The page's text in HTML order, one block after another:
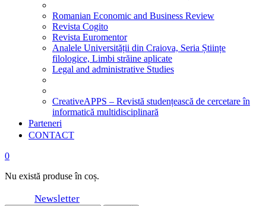
Romanian Economic and Business Review
Revista Cogito
Revista Euromentor
Analele Universității din Craiova, Seria Științe
filologice, Limbi străine aplicate
Legal and administrative Studies
CreativeAPPS – Revistă studențească de cercetare în
informatică multidisciplinară
Parteneri
CONTACT
0
Nu există produse în coș.
Newsletter